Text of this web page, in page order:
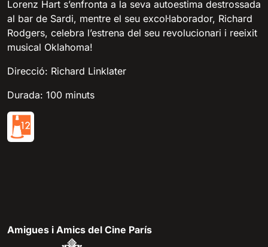
Lorenz Hart s’enfronta a la seva autoestima destrossada
al bar de Sardi, mentre el seu excol·laborador, Richard
Rodgers, celebra l’estrena del seu revolucionari i reeixit
musical Oklahoma!
Direcció: Richard Linklater
Durada: 100 minuts
Amigues i Amics del Cine París